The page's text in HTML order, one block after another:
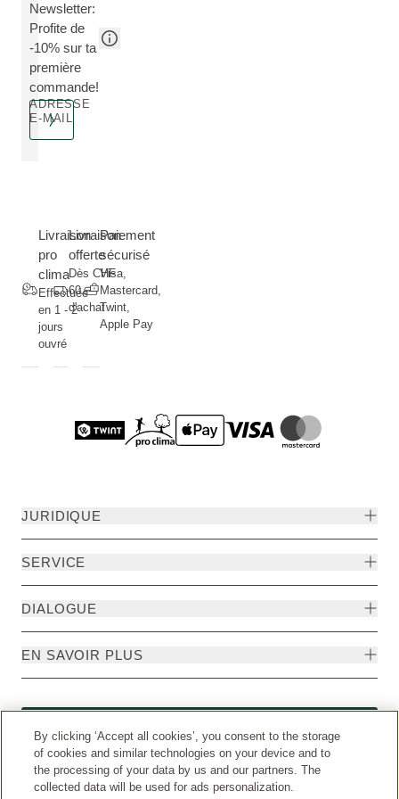
Newsletter:
Profite de
-10% sur ta
première
commande!
ADRESSE
E-MAIL
Livraison
pro
clima
Effectuée
en 1 - 2
jours
ouvré
Livraison
offerte
Dès CHF
60.--
d'achat
Paiement
sécurisé
Visa,
Mastercard,
Twint,
Apple Pay
JURIDIQUE
SERVICE
DIALOGUE
EN SAVOIR PLUS
By clicking ‘Accept all cookies’, you consent to the storage
of cookies and similar technologies on your device and to
the processing of your data by us and our partners. The
collected data will be used for ads personalization.